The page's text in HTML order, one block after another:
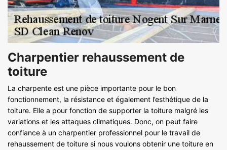
Charpentier rehaussement de
toiture
La charpente est une pièce importante pour le bon
fonctionnement, la résistance et également l’esthétique de la
toiture. Elle a pour fonction de supporter la toiture malgré les
variations et les attaques climatiques. Donc, on peut faire
confiance à un charpentier professionnel pour le travail de
rehaussement de toiture si nous voulons obtenir une toiture en